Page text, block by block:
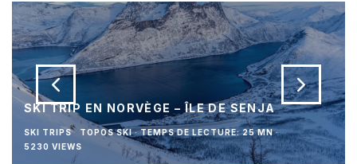
SKI TRIP EN NORVÈGE – ÎLE DE SENJA
SKI TRIPS TOPOS SKI · TEMPS DE LECTURE: 25 MN ·
5230 VIEWS